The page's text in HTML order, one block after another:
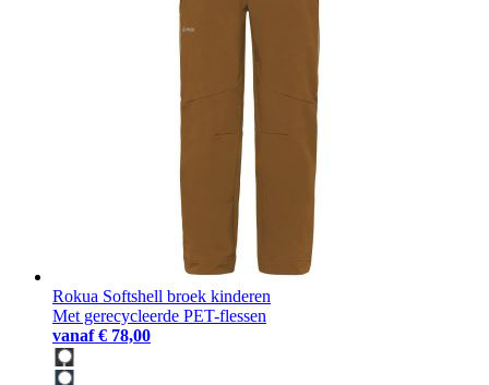
Rokua Softshell broek kinderen
Met gerecycleerde PET-flessen
vanaf € 78,00